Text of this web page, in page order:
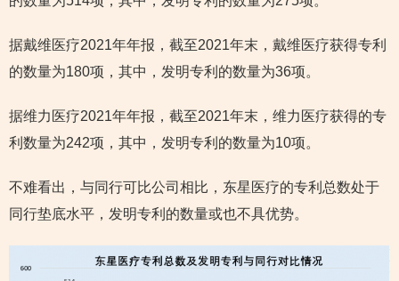
据戴维医疗2021年年报，截至2021年末，戴维医疗获得专利
的数量为180项，其中，发明专利的数量为36项。
据维力医疗2021年年报，截至2021年末，维力医疗获得的专
利数量为242项，其中，发明专利的数量为10项。
不难看出，与同行可比公司相比，东星医疗的专利总数处于
同行垫底水平，发明专利的数量或也不具优势。